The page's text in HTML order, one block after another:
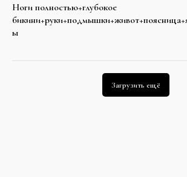
Ноги полностью+глубокое
ы
Загрузить ещё
SOPRANO